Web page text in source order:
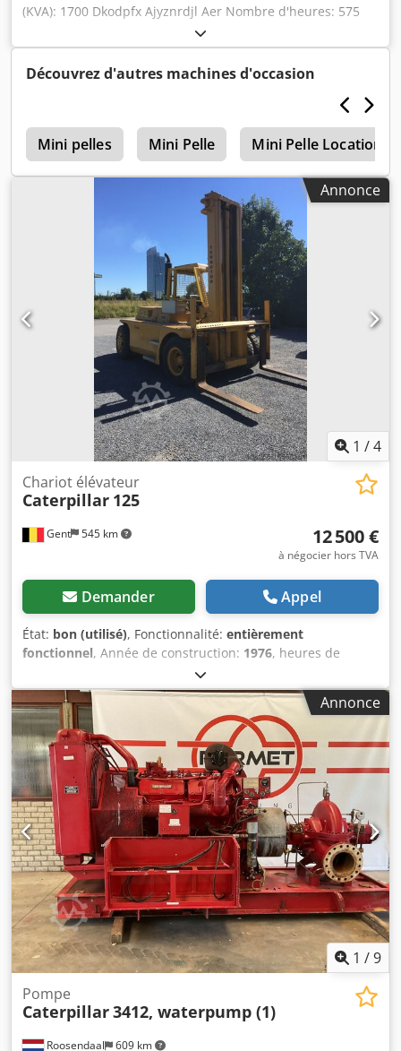
(KVA): 1700 Dkodpfx Ajyznrdjl Aer Nombre d'heures: 575
Découvrez d'autres machines d'occasion
Mini pelles Mini Pelle Mini Pelle Location
Annonce
1 /4
Gent 545 km
Chariot élévateur
Caterpillar 125
12 500 €
à négocier hors TVA
Demander Appel
État: bon (utilisé), Fonctionnalité: entièrement
fonctionnel, Année de construction: 1976, heures de
, capacité de charge:
type de carburant:diesel, couleur:jaune, carburant:
diesel, Elévateur CATERPILLAR Type 125. Capacité: 12,5
Tonnes Heures de fonctionnement: 5400 Dkodpfxot Hx Nzo
Al Ajr En bon état de fonctionnement
Annonce
1 /9
Roosendaal 609 km
Pompe
Caterpillar3412, waterpump (1)